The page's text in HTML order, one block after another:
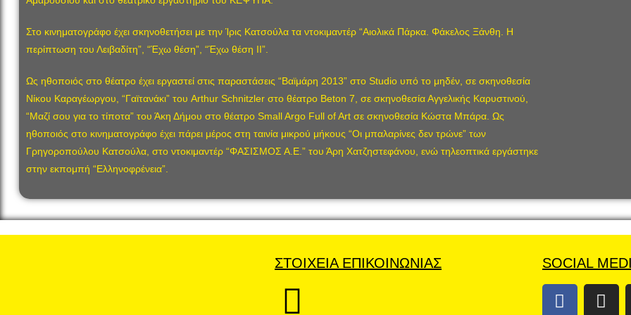
Στο κινηματογράφο έχει σκηνοθετήσει με την Ίρις Κατσούλα τα ντοκιμαντέρ “Αιολικά Πάρκα. Φάκελος Ξάνθη. Η
περίπτωση του Λειβαδίτη”, “Έχω θέση”, “Έχω θέση ΙΙ”.
Ως ηθοποιός στο θέατρο έχει εργαστεί στις παραστάσεις “Βαϊμάρη 2013” στο Studio υπό το μηδέν, σε σκηνοθεσία
Νίκου Καραγέωργου, “Γαϊτανάκι” του Arthur Schnitzler στο θέατρο Beton 7, σε σκηνοθεσία Αγγελικής Καρυστινού,
“Μαζί σου για το τίποτα” του Άκη Δήμου στο θέατρο Small Argo Full of Art σε σκηνοθεσία Κώστα Μπάρα. Ως
ηθοποιός στο κινηματογράφο έχει πάρει μέρος στη ταινία μικρού μήκους “Οι μπαλαρίνες δεν τρώνε” των
Γρηγοροπούλου Κατσούλα, στο ντοκιμαντέρ “ΦΑΣΙΣΜΟΣ Α.Ε.” του Άρη Χατζηστεφάνου, ενώ τηλεοπτικά εργάστηκε
στην εκπομπή “Ελληνοφρένεια”.
ΣΤΟΙΧΕΙΑ ΕΠΙΚΟΙΝΩΝΙΑΣ SOCIAL